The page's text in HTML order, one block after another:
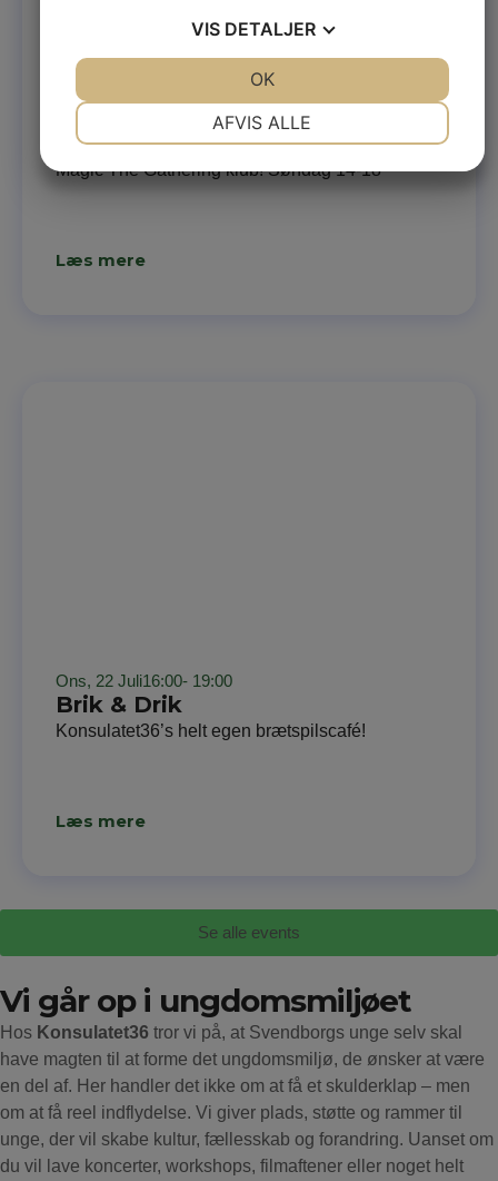
Søn, 19 Juli
Magi i Møllergade!
Magi i Møllergade er Konsulatet36’s ugentlige
Magic The Gathering klub! Søndag 14-18
Læs mere
Ons, 22 Juli16:00- 19:00
Brik & Drik
Konsulatet36’s helt egen brætspilscafé!
Læs mere
Se alle events
Vi går op i ungdomsmiljøet
Hos Konsulatet36 tror vi på, at Svendborgs unge selv skal
have magten til at forme det ungdomsmiljø, de ønsker at være
en del af. Her handler det ikke om at få et skulderklap – men
om at få reel indflydelse. Vi giver plads, støtte og rammer til
unge, der vil skabe kultur, fællesskab og forandring. Uanset om
du vil lave koncerter, workshops, filmaftener eller noget helt
VIS DETALJER
AFVIS ALLE
OK